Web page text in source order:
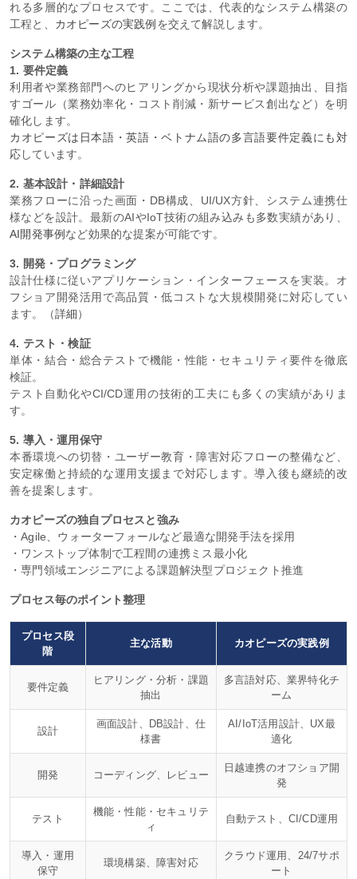
れる多層的なプロセスです。ここでは、代表的なシステム構築の
工程と、 カオピーズの実践例 を交えて解説します。
システム構築の主な工程
1. 要件定義
利用者や業務部門へのヒアリングから現状分析や課題抽出、目指
すゴール（業務効率化・コスト削減・新サービス創出など）を明
確化します。
カオピーズは日本語・英語・ベトナム語の多言語要件定義にも対
応しています。
2. 基本設計・詳細設計
業務フローに沿った画面・DB構成、UI/UX方針、システム連携仕
様などを設計。最新のAIやIoT技術の組み込みも多数実績があり、
AI開発事例 など効果的な提案が可能です。
3. 開発・プログラミング
設計仕様に従いアプリケーション・インターフェースを実装。オ
フショア開発活用で高品質・低コストな大規模開発に対応してい
ます。（詳細）
4. テスト・検証
単体・結合・総合テストで機能・性能・セキュリティ要件を徹底
検証。
テスト自動化やCI/CD運用の技術的工夫にも多くの実績がありま
す。
5. 導入・運用保守
本番環境への切替・ユーザー教育・障害対応フローの整備など、
安定稼働と持続的な運用支援まで対応します。導入後も継続的改
善を提案します。
カオピーズの独自プロセスと強み
・Agile、ウォーターフォールなど最適な開発手法を採用
・ワンストップ体制で工程間の連携ミス最小化
・専門領域エンジニアによる課題解決型プロジェクト推進
プロセス毎のポイント整理
プロセス段
階
主な活動 カオピーズの実践例
要件定義
ヒアリング・分析・課題
抽出
多言語対応、業界特化チ
ーム
設計
画面設計、DB設計、仕
様書
AI/IoT活用設計、UX最
適化
開発 コーディング、レビュー
日越連携のオフショア開
発
テスト
機能・性能・セキュリテ
ィ
自動テスト、CI/CD運用
導入・運用
保守
環境構築、障害対応
クラウド運用、24/7サポ
ート